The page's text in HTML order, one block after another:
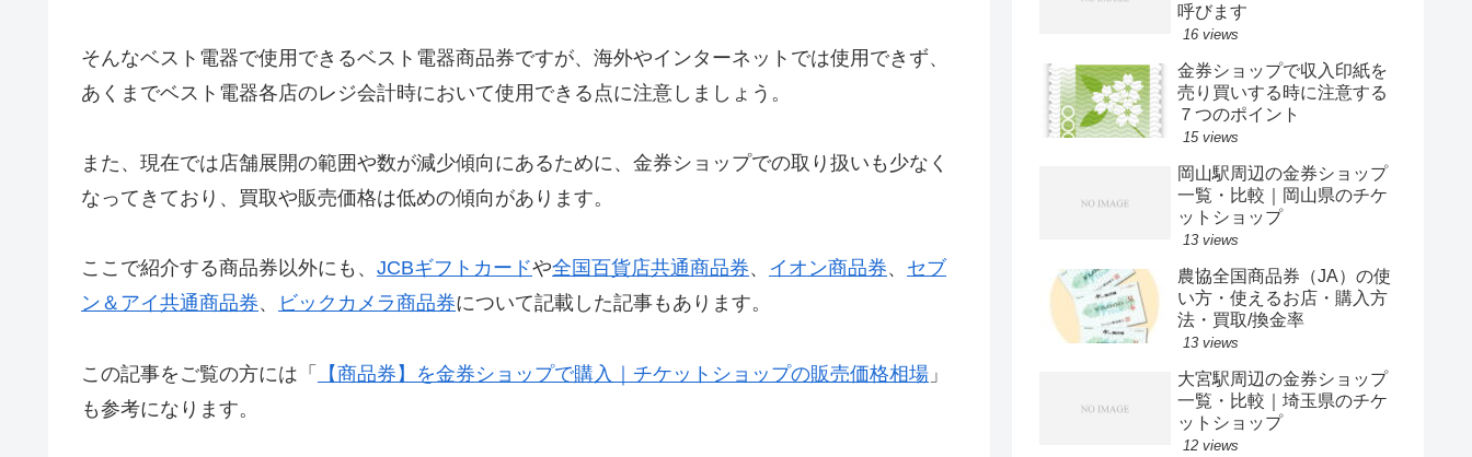
そんなベスト電器で使用できるベスト電器商品券ですが、海外やインターネットでは使用できず、
あくまでベスト電器各店のレジ会計時において使用できる点に注意しましょう。
また、現在では店舗展開の範囲や数が減少傾向にあるために、金券ショップでの取り扱いも少なく
なってきており、買取や販売価格は低めの傾向があります。
ここで紹介する商品券以外にも、 JCBギフトカードや全国百貨店共通商品券、 イオン商品券、 セブ
ン＆アイ共通商品券、 ビックカメラ商品券について記載した記事もあります。
この記事をご覧の方には「 【商品券】を金券ショップで購入｜チケットショップの販売価格相場 」
も参考になります。
呼びます
16 views
金券ショップで収入印紙を
売り買いする時に注意する
７つのポイント
15 views
岡山駅周辺の金券ショップ
一覧・比較｜岡山県のチケ
ットショップ
13 views
農協全国商品券（JA）の使
い方・使えるお店・購入方
法・買取/換金率
13 views
大宮駅周辺の金券ショップ
一覧・比較｜埼玉県のチケ
ットショップ
12 views